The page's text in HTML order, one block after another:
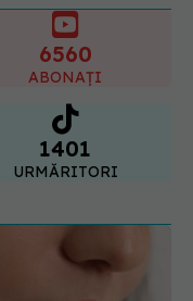
1401
URMĂRITORI